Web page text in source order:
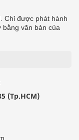
Chỉ được phát hành
bằng văn bản của
(Tp.HCM)